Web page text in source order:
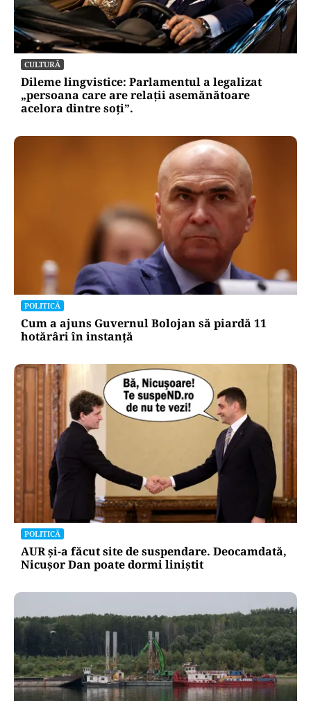
CULTURĂ
Dileme lingvistice: Parlamentul a legalizat
„persoana care are relații asemănătoare
acelora dintre soți”.
POLITICĂ
Cum a ajuns Guvernul Bolojan să piardă 11
hotărâri în instanță
POLITICĂ
AUR și-a făcut site de suspendare. Deocamdată,
Nicușor Dan poate dormi liniștit